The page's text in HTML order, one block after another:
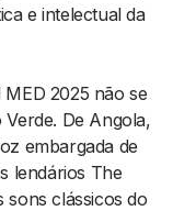
e intelectual da
2025 não se
De Angola,
embargada de
lendários The
sons clássicos do